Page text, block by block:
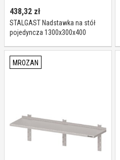
438,32 zł
STALGAST Nadstawka na stół
pojedyncza 1300x300x400
MROZAN